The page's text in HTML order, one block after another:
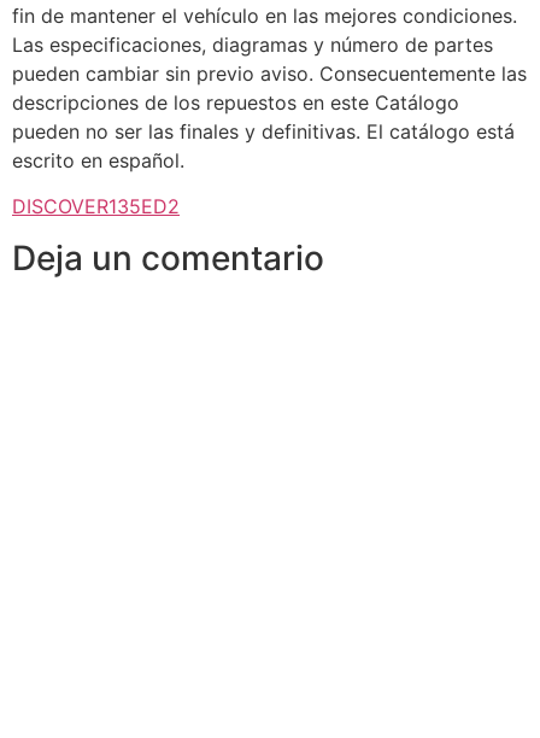
fin de mantener el vehículo en las mejores condiciones.
Las especificaciones, diagramas y número de partes
pueden cambiar sin previo aviso. Consecuentemente las
descripciones de los repuestos en este Catálogo
pueden no ser las finales y definitivas. El catálogo está
escrito en español.
DISCOVER135ED2
Deja un comentario